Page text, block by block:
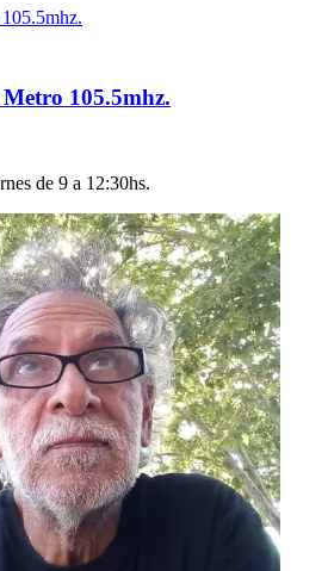
105.5mhz.
de 9 a 12:30hs.